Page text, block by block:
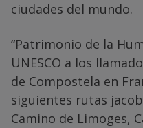
ciudades del mundo.
“Patrimonio de la
UNESCO a los
de Compostela en
siguientes rutas
Camino de Limoges,